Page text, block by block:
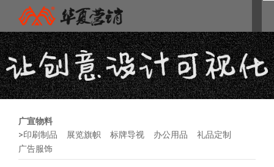
广宣物料
>印刷制品 展览旗帜 标牌导视 办公用品
礼品定制
广告服饰